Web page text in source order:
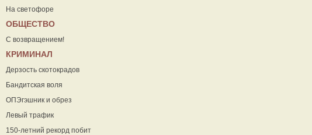
На светофоре
ОБЩЕСТВО
С возвращением!
КРИМИНАЛ
Дерзость скотокрадов
Бандитская воля
ОПЭгэшник и обрез
Левый трафик
150-летний рекорд побит